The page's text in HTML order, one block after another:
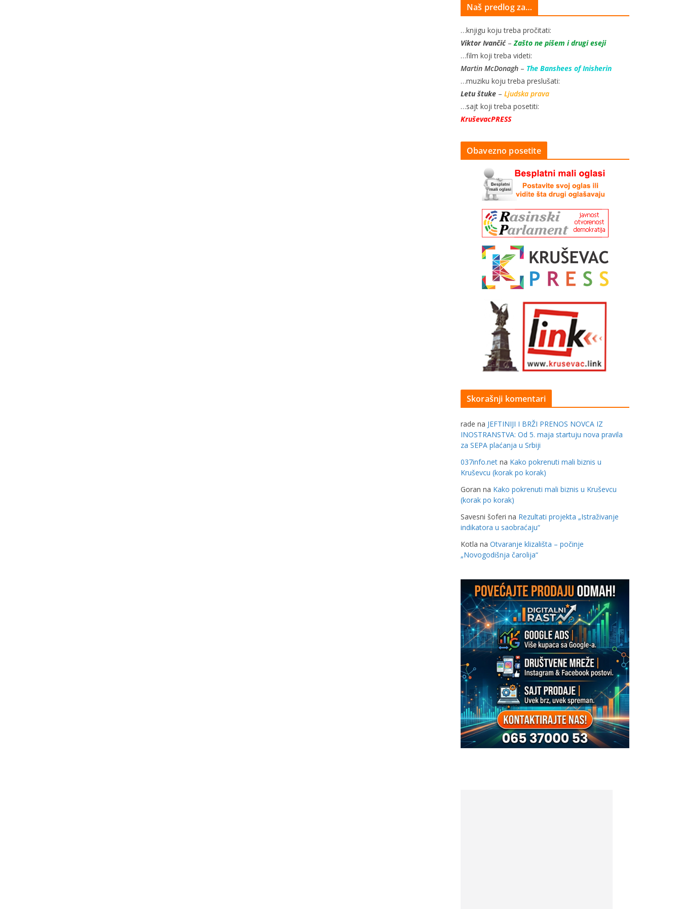
Naš predlog za…
…knjigu koju treba pročitati:
Viktor Ivančić– Zašto ne pišem i drugi eseji
…film koji treba videti:
Martin McDonagh – The Banshees of Inisherin
…muziku koju treba preslušati:
Letu štuke – Ljudska prava
…sajt koji treba posetiti:
KruševacPRESS
Obavezno posetite
Skorašnji komentari
rade na JEFTINIJI I BRŽI PRENOS NOVCA IZ
INOSTRANSTVA: Od 5. maja startuju nova pravila
za SEPA plaćanja u Srbiji
037info.net na Kako pokrenuti mali biznis u
Kruševcu (korak po korak)
Goran na Kako pokrenuti mali biznis u Kruševcu
(korak po korak)
Savesni šoferi na Rezultati projekta „Istraživanje
indikatora u saobraćaju“
Kotla na Otvaranje klizališta – počinje
„Novogodišnja čarolija“